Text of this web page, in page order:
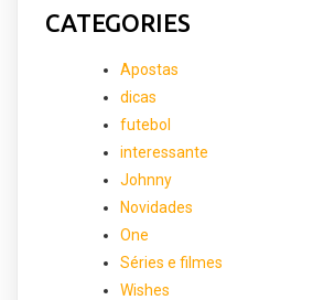
CATEGORIES
Apostas
dicas
futebol
interessante
Johnny
Novidades
One
Séries e filmes
Wishes